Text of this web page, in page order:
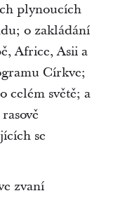
plynoucích
o zakládání
Africe, Asii a
Církve;
celém světě; a
se
zvaní